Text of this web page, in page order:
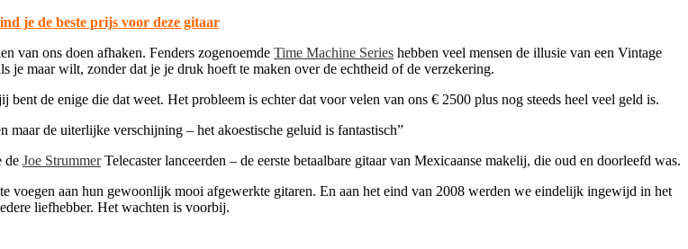
je de beste prijs voor deze gitaar
van ons doen afhaken. Fenders zogenoemde Time Machine Series hebben veel mensen de illusie van een Vintage
je maar wilt, zonder dat je je druk hoeft te maken over de echtheid of de verzekering.
de enige die dat weet. Het probleem is echter dat voor velen van ons € 2500 plus nog steeds heel veel geld is.
de uiterlijke verschijning – het akoestische geluid is fantastisch”
de Joe StrummerTelecaster lanceerden – de eerste betaalbare gitaar van Mexicaanse makelij, die oud en doorleefd was.
voegen aan hun gewoonlijk mooi afgewerkte gitaren. En aan het eind van 2008 werden we eindelijk ingewijd in het
liefhebber. Het wachten is voorbij.